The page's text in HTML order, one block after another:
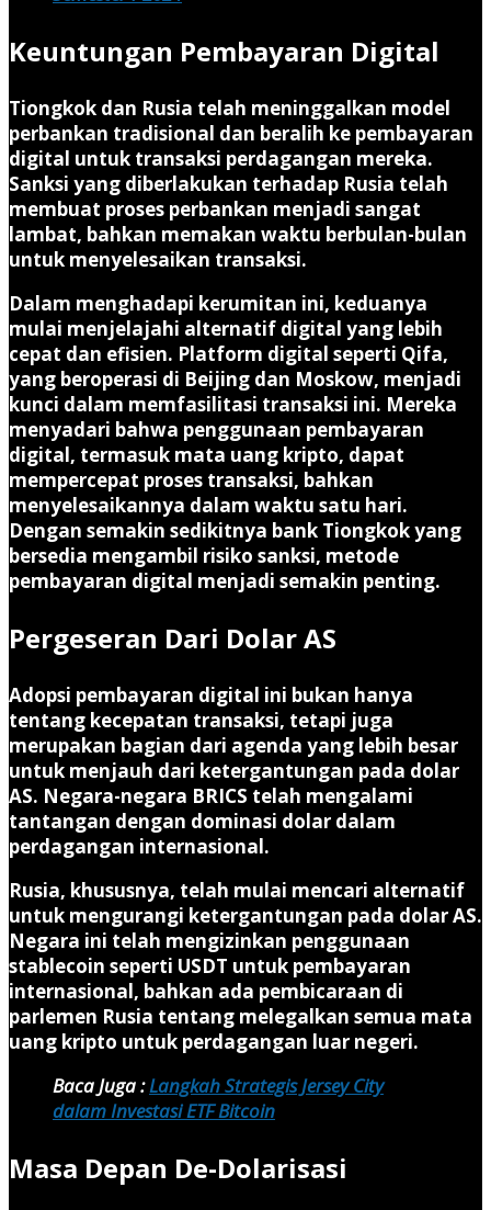
Keuntungan Pembayaran Digital
Tiongkok dan Rusia telah meninggalkan model
perbankan tradisional dan beralih ke pembayaran
digital untuk transaksi perdagangan mereka.
Sanksi yang diberlakukan terhadap Rusia telah
membuat proses perbankan menjadi sangat
lambat, bahkan memakan waktu berbulan-bulan
untuk menyelesaikan transaksi.
Dalam menghadapi kerumitan ini, keduanya
mulai menjelajahi alternatif digital yang lebih
cepat dan efisien. Platform digital seperti Qifa,
yang beroperasi di Beijing dan Moskow, menjadi
kunci dalam memfasilitasi transaksi ini. Mereka
menyadari bahwa penggunaan pembayaran
digital, termasuk mata uang kripto, dapat
mempercepat proses transaksi, bahkan
menyelesaikannya dalam waktu satu hari.
Dengan semakin sedikitnya bank Tiongkok yang
bersedia mengambil risiko sanksi, metode
pembayaran digital menjadi semakin penting.
Pergeseran Dari Dolar AS
Adopsi pembayaran digital ini bukan hanya
tentang kecepatan transaksi, tetapi juga
merupakan bagian dari agenda yang lebih besar
untuk menjauh dari ketergantungan pada dolar
AS. Negara-negara BRICS telah mengalami
tantangan dengan dominasi dolar dalam
perdagangan internasional.
Rusia, khususnya, telah mulai mencari alternatif
untuk mengurangi ketergantungan pada dolar AS.
Negara ini telah mengizinkan penggunaan
stablecoin seperti USDT untuk pembayaran
internasional, bahkan ada pembicaraan di
parlemen Rusia tentang melegalkan semua mata
uang kripto untuk perdagangan luar negeri.
Baca Juga :Langkah Strategis Jersey City
dalam Investasi ETF Bitcoin
Masa Depan De-Dolarisasi